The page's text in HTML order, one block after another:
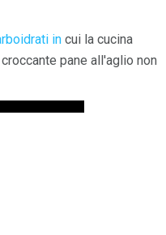
in cui la cucina
pane all'aglio non